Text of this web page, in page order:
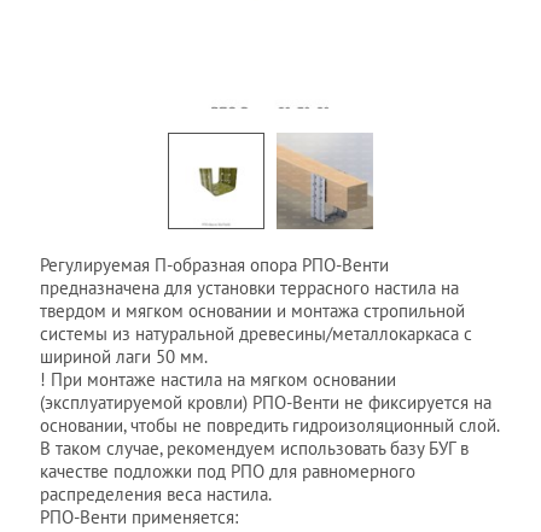
Регулируемая П-образная опора РПО-Венти
предназначена для установки террасного настила на
твердом и мягком основании и монтажа стропильной
системы из натуральной древесины/металлокаркаса с
шириной лаги 50 мм.
! При монтаже настила на мягком основании
(эксплуатируемой кровли) РПО-Венти не фиксируется на
основании, чтобы не повредить гидроизоляционный слой.
В таком случае, рекомендуем использовать базу БУГ в
качестве подложки под РПО для равномерного
распределения веса настила.
РПО-Венти применяется: